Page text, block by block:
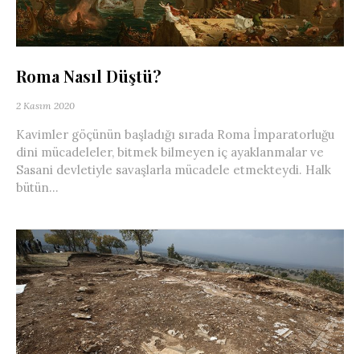
Roma Nasıl Düştü?
2 Kasım 2020
Kavimler göçünün başladığı sırada Roma İmparatorluğu
dini mücadeleler, bitmek bilmeyen iç ayaklanmalar ve
Sasani devletiyle savaşlarla mücadele etmekteydi. Halk
bütün...